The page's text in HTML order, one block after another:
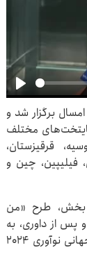
Play
در شهریور امسال برگزار شد و
مختلف
قرقیزستان،
فیلیپین، چین و
در جایزه جهانی نوآوری ۲۰۲۴ مسکو شامل ۱۲ بخش، طرح «من
و پس از داوری، به
عنوان طرح برگزیده در بخش نوآوری رویداد جایزه جهانی نوآوری ۲۰۲۴